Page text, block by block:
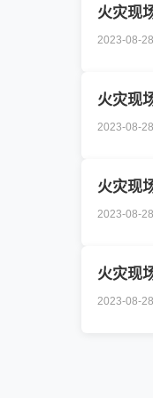
火灾现
2023-08-28
火灾现
2023-08-28
火灾现
2023-08-28
火灾现
2023-08-28